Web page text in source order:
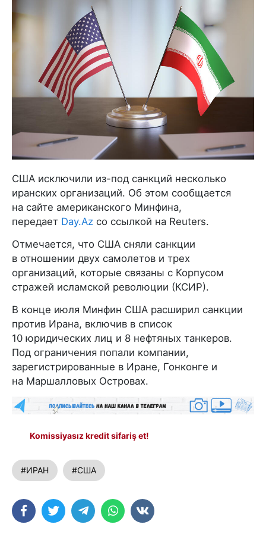
США исключили из-под санкций несколько
иранских организаций. Об этом сообщается
на сайте американского Минфина,
передает Day.Az со ссылкой на Reuters.
Отмечается, что США сняли санкции
в отношении двух самолетов и трех
организаций, которые связаны с Корпусом
стражей исламской революции (КСИР).
В конце июля Минфин США расширил санкции
против Ирана, включив в список
10 юридических лиц и 8 нефтяных танкеров.
Под ограничения попали компании,
зарегистрированные в Иране, Гонконге и
на Маршалловых Островах.
Komissiyasız kredit sifariş et!
#ИРАН #США